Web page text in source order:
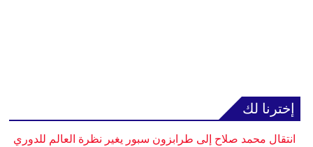
إخترنا لك
انتقال محمد صلاح إلى طرابزون سبور يغير نظرة العالم للدوري